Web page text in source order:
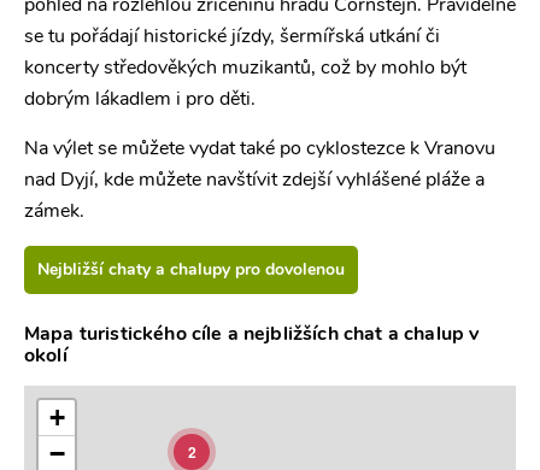
pohled na rozlehlou zříceninu hradu Cornštejn. Pravidelně
se tu pořádají historické jízdy, šermířská utkání či
koncerty středověkých muzikantů, což by mohlo být
dobrým lákadlem i pro děti.
Na výlet se můžete vydat také po cyklostezce k Vranovu
nad Dyjí, kde můžete navštívit zdejší vyhlášené pláže a
zámek.
Nejbližší chaty a chalupy pro dovolenou
Mapa turistického cíle a nejbližších chat a chalup v
okolí
2
+
−